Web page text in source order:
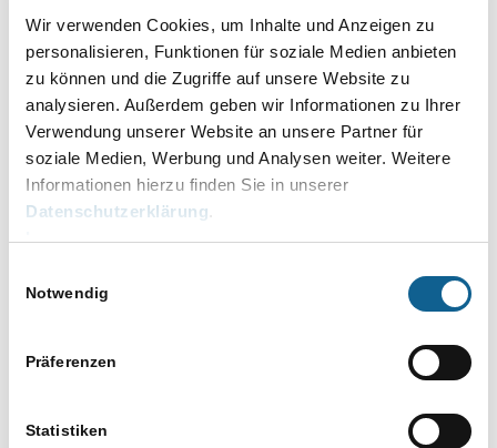
Wir verwenden Cookies, um Inhalte und Anzeigen zu
personalisieren, Funktionen für soziale Medien anbieten
zu können und die Zugriffe auf unsere Website zu
analysieren. Außerdem geben wir Informationen zu Ihrer
Verwendung unserer Website an unsere Partner für
soziale Medien, Werbung und Analysen weiter. Weitere
Informationen hierzu finden Sie in unserer
Datenschutzerklärung.
Impressum
Notwendig
Präferenzen
Statistiken
Urkundsgeschäfte: In der Auswahlliste
Gegenstand des Geschäfts wurden die
Schreibfehler bei
Erb-/Pflichts-/Zuwendungsverzichtsvertrag und
Vermächtniserfüllungsvertrag korrigiert. Diese
können nunmehr im XNP validiert werden.
Einstellungen: Die Captions werden wieder
Massenbuch: Stapelbuchung – die